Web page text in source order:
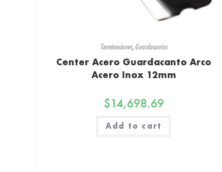
Terminaciones, Guardacantos
Center Acero Guardacanto Arco
Acero Inox 12mm
$14,698.69
Add to cart